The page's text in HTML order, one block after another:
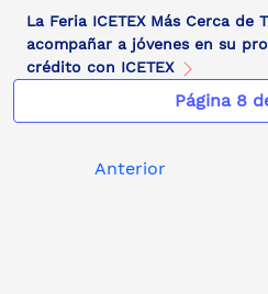
La Feria ICETEX Más Cerca de
acompañar a jóvenes en su
crédito con ICETEX
Página 8
Anterior